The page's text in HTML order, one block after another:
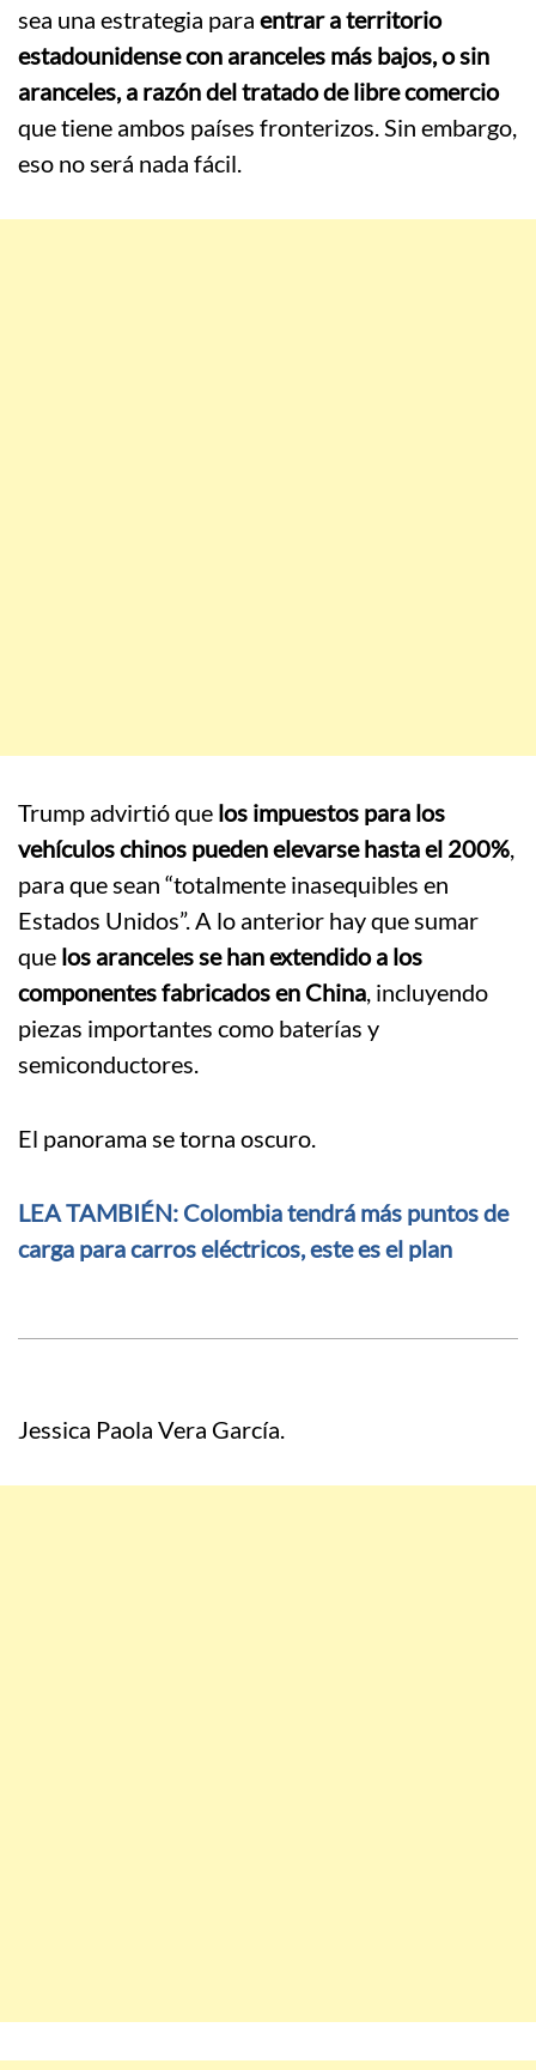
sea una estrategia para entrar a territorio
estadounidense con aranceles más bajos, o sin
aranceles, a razón del tratado de libre comercio
que tiene ambos países fronterizos. Sin embargo,
eso no será nada fácil.
Trump advirtió que los impuestos para los
vehículos chinos pueden elevarse hasta el 200%,
para que sean “totalmente inasequibles en
Estados Unidos”. A lo anterior hay que sumar
que los aranceles se han extendido a los
componentes fabricados en China, incluyendo
piezas importantes como baterías y
semiconductores.
El panorama se torna oscuro.
LEA TAMBIÉN: Colombia tendrá más puntos de
carga para carros eléctricos, este es el plan
Jessica Paola Vera García.